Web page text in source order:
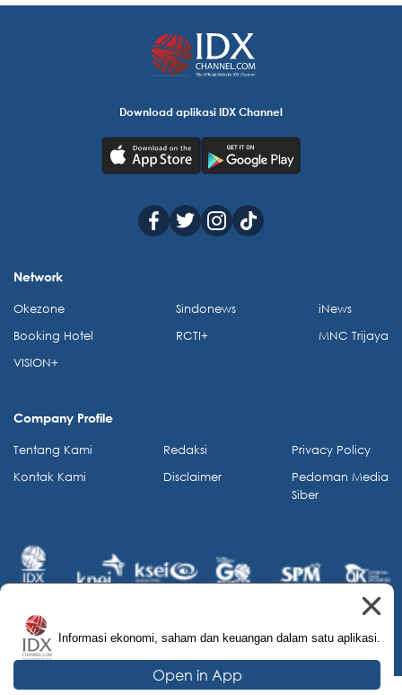
Informasi ekonomi, saham dan keuangan dalam satu aplikasi.
Open in App
Download aplikasi IDX Channel
Network
Okezone
Booking Hotel
VISION+
Sindonews
RCTI+
iNews
MNC Trijaya
Company Profile
Tentang Kami
Kontak Kami
Redaksi
Disclaimer
Privacy Policy
Pedoman Media
Siber
© 2026 IDX Channel. All Rights Reserved.